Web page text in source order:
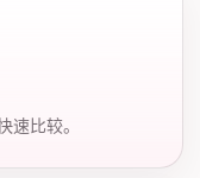
比较。